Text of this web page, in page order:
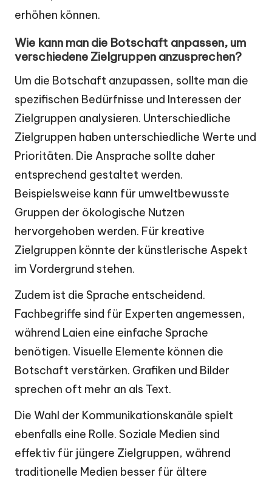
erhöhen können.
Wie kann man die Botschaft anpassen, um
verschiedene Zielgruppen anzusprechen?
Um die Botschaft anzupassen, sollte man die
spezifischen Bedürfnisse und Interessen der
Zielgruppen analysieren. Unterschiedliche
Zielgruppen haben unterschiedliche Werte und
Prioritäten. Die Ansprache sollte daher
entsprechend gestaltet werden.
Beispielsweise kann für umweltbewusste
Gruppen der ökologische Nutzen
hervorgehoben werden. Für kreative
Zielgruppen könnte der künstlerische Aspekt
im Vordergrund stehen.
Zudem ist die Sprache entscheidend.
Fachbegriffe sind für Experten angemessen,
während Laien eine einfache Sprache
benötigen. Visuelle Elemente können die
Botschaft verstärken. Grafiken und Bilder
sprechen oft mehr an als Text.
Die Wahl der Kommunikationskanäle spielt
ebenfalls eine Rolle. Soziale Medien sind
effektiv für jüngere Zielgruppen, während
traditionelle Medien besser für ältere